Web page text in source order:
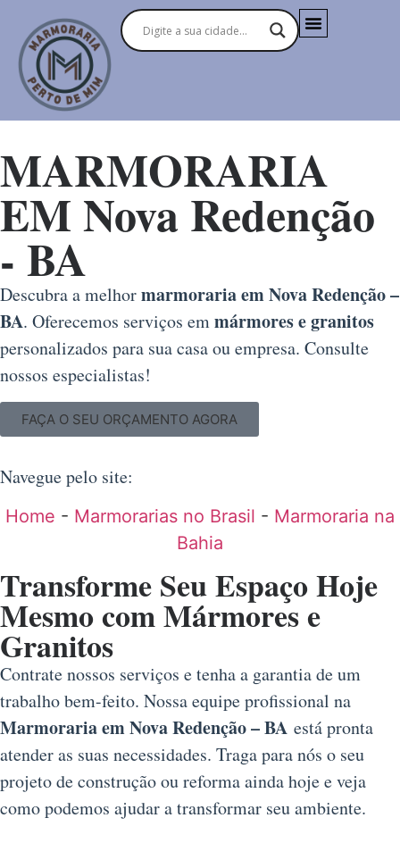
MARMORARIA
EM Nova Redenção
- BA
Descubra a melhormarmoraria em Nova Redenção –
BA. Oferecemos serviços emmármores e granitos
personalizados para sua casa ou empresa. Consulte
nossos especialistas!
FAÇA O SEU ORÇAMENTO AGORA
Navegue pelo site:
Home - Marmorarias no Brasil - Marmoraria na
Bahia
Transforme Seu Espaço Hoje
Mesmo com Mármores e
Granitos
Contrate nossos serviços e tenha a garantia de um
trabalho bem-feito. Nossa equipe profissional na
Marmoraria em Nova Redenção – BA está pronta
atender as suas necessidades. Traga para nós o seu
projeto de construção ou reforma ainda hoje e veja
como podemos ajudar a transformar seu ambiente.